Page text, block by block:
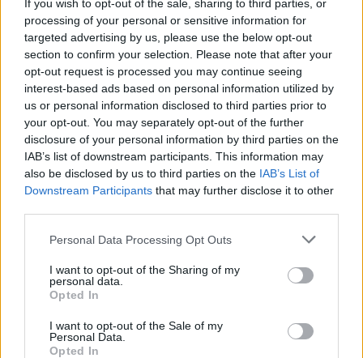
If you wish to opt-out of the sale, sharing to third parties, or
processing of your personal or sensitive information for
targeted advertising by us, please use the below opt-out
section to confirm your selection. Please note that after your
opt-out request is processed you may continue seeing
interest-based ads based on personal information utilized by
us or personal information disclosed to third parties prior to
your opt-out. You may separately opt-out of the further
disclosure of your personal information by third parties on the
IAB’s list of downstream participants. This information may
also be disclosed by us to third parties on the IAB’s List of
Downstream Participants that may further disclose it to other
Personal Data Processing Opt Outs
I want to opt-out of the Sharing of my
personal data.
Opted In
I want to opt-out of the Sale of my
Personal Data.
Opted In
TAIP PAT SKAITYKITE
Aušra Butkevičienė:
negaliu atskirti, kur -
darbas, o kur - pomėgis
„Scanorama vasara“
Nidoje – tu ir tavo 7
pasimatymai su kinu